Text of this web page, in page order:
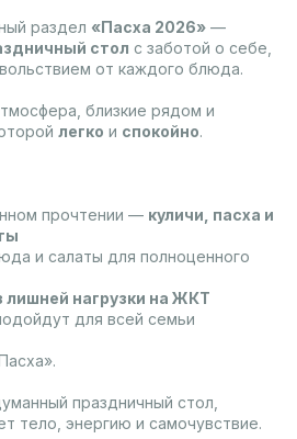
раздел «Пасха 2026» —
стол с заботой о себе,
от каждого блюда.
близкие рядом и
легко и спокойно.
прочтении — куличи, пасха и
и салаты для полноценного
лишней нагрузки на ЖКТ
для всей семьи
праздничный стол,
тело, энергию и самочувствие.